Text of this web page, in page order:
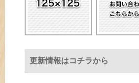
更新情報はコチラから